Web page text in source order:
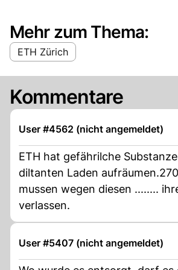
Mehr zum Thema:
ETH Zürich
Kommentare
User #4562 (nicht angemeldet)
ETH hat gefährilche
diltanten Laden
mussen wegen diesen ........ ihre Wohnungen
verlassen.
User #5407 (nicht angemeldet)